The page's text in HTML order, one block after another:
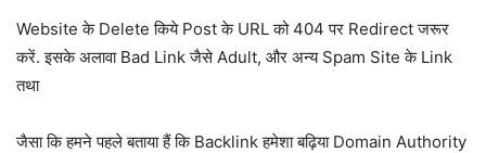
Website के Delete किये Post के URL को 404 पर Redirect जरूर
करें. इसके अलावा Bad Link जैसे Adult, और अन्य Spam Site के Link
तथा
जैसा कि हमने पहले बताया हैं कि Backlink हमेशा बढ़िया Domain Authority